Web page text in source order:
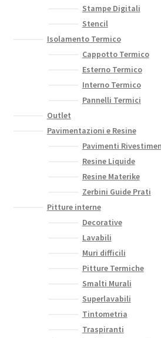
Stampe Digitali
Stencil
Isolamento Termico
Cappotto Termico
Esterno Termico
Interno Termico
Pannelli Termici
Outlet
Pavimentazioni e Resine
Pavimenti
Resine Liquide
Resine Materike
Zerbini Guide Prati
Pitture interne
Decorative
Lavabili
Muri difficili
Pitture Termiche
Smalti Murali
Superlavabili
Tintometria
Traspiranti